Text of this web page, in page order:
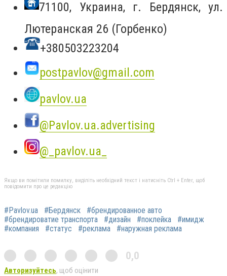
71100, Украина, г. Бердянск, ул.
Лютеранская 26 (Горбенко)
+380503223204
postpavlov@gmail.com
pavlov.ua
@Pavlov.ua.advertising
@_pavlov.ua_
Якщо ви помітили помилку, виділіть необхідний текст і натисніть Ctrl + Enter, щоб
повідомити про це редакцію
#Pavlov.ua #Бердянск
#брендированное авто
#брендироватие транспорта
#дизайн #поклейка
#имидж
#компания
#статус #реклама #наружная реклама
0,0
Авторизуйтесь, щоб оцінити